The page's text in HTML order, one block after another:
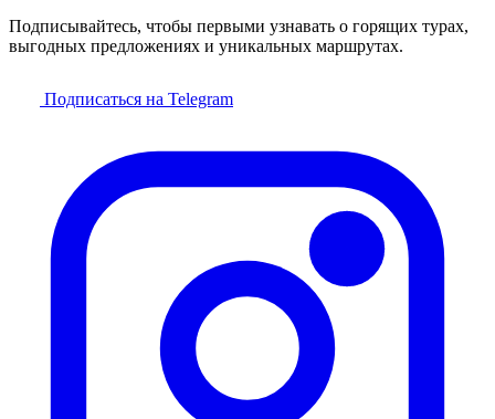
Подписывайтесь, чтобы первыми узнавать о горящих турах,
выгодных предложениях и уникальных маршрутах.
Подписаться на Telegram